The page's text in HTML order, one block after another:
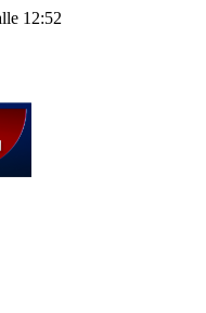
12:52